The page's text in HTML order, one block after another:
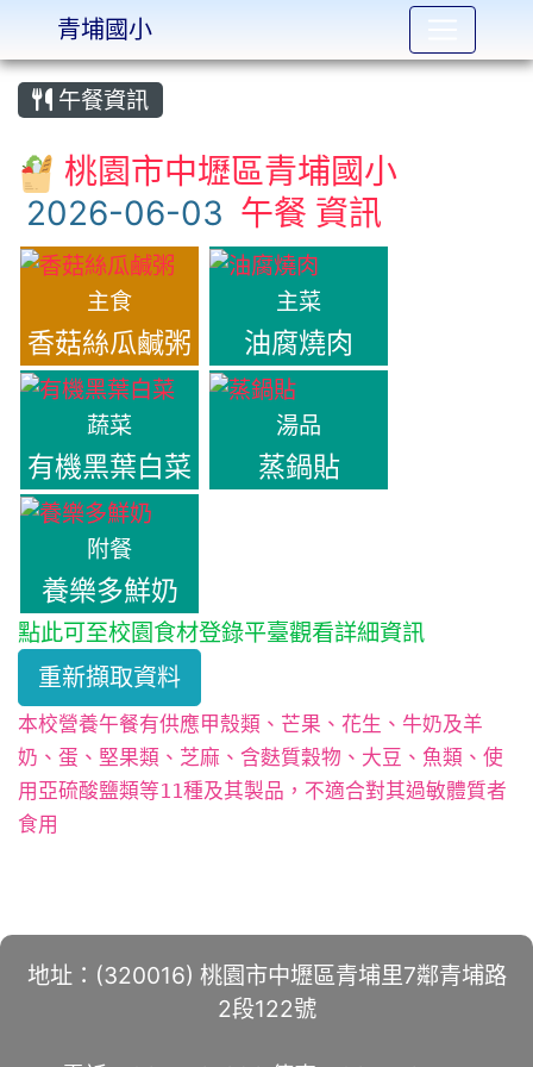
:::
午餐資訊
桃園市中壢區青埔國小
午餐 資訊
主食
香菇絲瓜鹹粥
主菜
油腐燒肉
蔬菜
有機黑葉白菜
湯品
蒸鍋貼
附餐
養樂多鮮奶
點此可至校園食材登錄平臺觀看詳細資訊
重新擷取資料
本校營養午餐有供應甲殼類、芒果、花生、牛奶及羊
奶、蛋、堅果類、芝麻、含麩質穀物、大豆、魚類、使
用亞硫酸鹽類等11種及其製品，不適合對其過敏體質者
食用
地址：(320016) 桃園市中壢區青埔里7鄰青埔路
2段122號
青埔國小